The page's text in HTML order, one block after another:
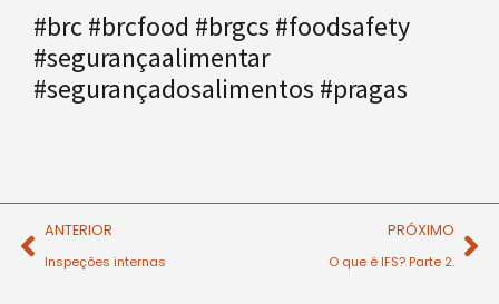
#brc #brcfood #brgcs #foodsafety
#segurançaalimentar
#segurançadosalimentos #pragas
ANTERIOR
Inspeções internas
PRÓXIMO
O que é IFS? Parte 2.